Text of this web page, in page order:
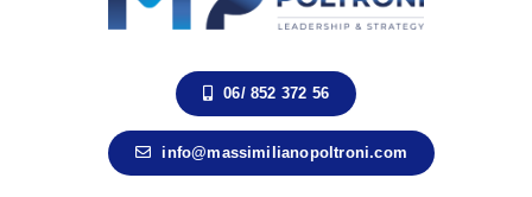
06/ 852 372 56
info@massimilianopoltroni.com